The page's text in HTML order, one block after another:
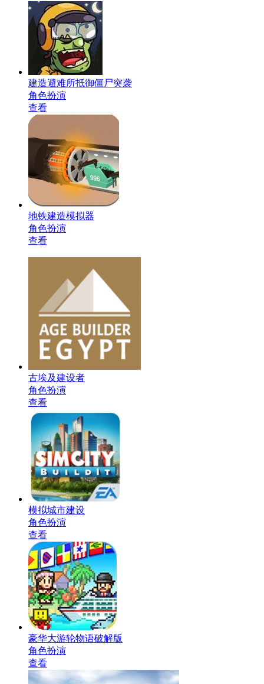
建造避难所抵御僵尸突袭
角色扮演
查看
地铁建造模拟器
角色扮演
查看
古埃及建设者
角色扮演
查看
模拟城市建设
角色扮演
查看
豪华大游轮物语破解版
角色扮演
查看